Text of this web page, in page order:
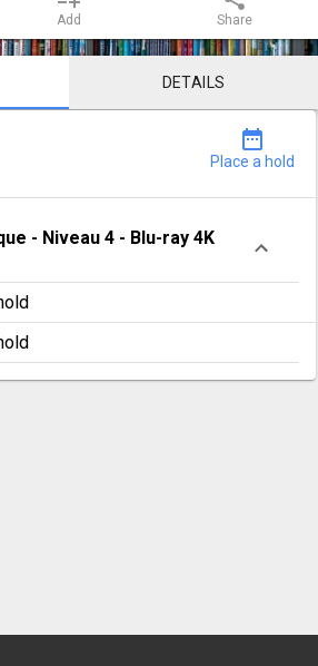
Add Share
DETAILS
date_range
Place a hold
- Niveau 4 - Blu-ray 4K